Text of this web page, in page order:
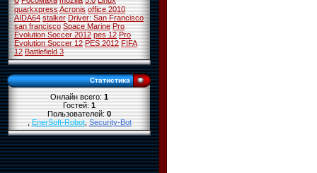
quarkxpressAcronis office 2010
AIDA64 stalker Driver: San Francisco
san francisco Space Marine Pro
Evolution Soccer 2012 pes 12 Pro
Evolution Soccer 12 PES 2012 FIFA
12 Battlefield 3
Статистика
Онлайн всего:1
Гостей:1
Пользователей:0
,EnerSoft-Robot,Security-Bot